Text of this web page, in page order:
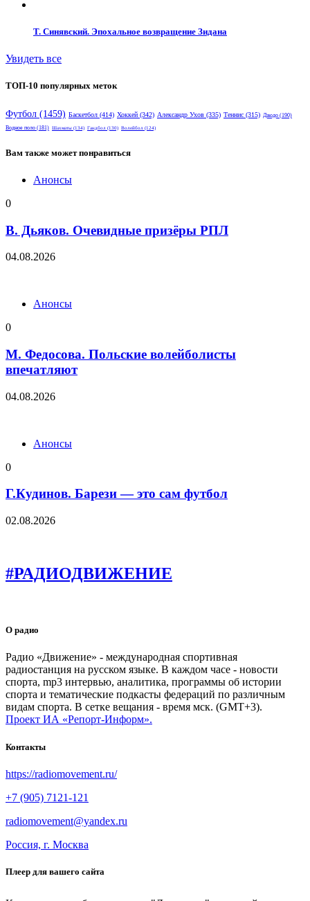
Т. Синявский. Эпохальное возвращение Зидана
Увидеть все
ТОП-10 популярных меток
Футбол (1459) Баскетбол (414) Хоккей (342) Александр Ухов (335) Теннис (315) Дзюдо (190)
Водное поло (181) Шахматы (134) Гандбол (130) Волейбол (124)
Вам также может понравиться
Анонсы
0
В. Дьяков. Очевидные призёры РПЛ
04.08.2026
Анонсы
0
М. Федосова. Польские волейболисты
впечатляют
04.08.2026
Анонсы
0
Г.Кудинов. Барези — это сам футбол
02.08.2026
#РАДИОДВИЖЕНИЕ
О радио
Радио «Движение» - международная спортивная
радиостанция на русском языке. В каждом часе - новости
спорта, mp3 интервью, аналитика, программы об истории
спорта и тематические подкасты федераций по различным
видам спорта. В сетке вещания - время мск. (GMT+3).
Проект ИА «Репорт-Информ».
Контакты
https://radiomovement.ru/
+7 (905) 7121-121
radiomovement@yandex.ru
Россия, г. Москва
Плеер для вашего сайта